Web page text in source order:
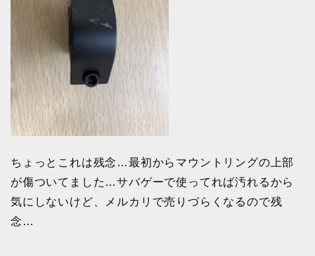
ちょっとこれは残念…最初からマウントリングの上部
が傷ついてました…サバゲーで使ってれば汚れるから
気にしないけど、メルカリで売りづらくなるので残
念…